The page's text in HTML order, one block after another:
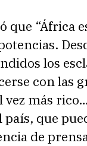
que “África
los
con las
vez más
que
de